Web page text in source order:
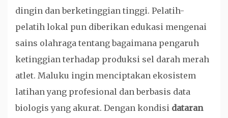
dingin dan berketinggian tinggi. Pelatih-
pelatih lokal pun diberikan edukasi mengenai
sains olahraga tentang bagaimana pengaruh
ketinggian terhadap produksi sel darah merah
atlet. Maluku ingin menciptakan ekosistem
latihan yang profesional dan berbasis data
biologis yang akurat. Dengan kondisi dataran